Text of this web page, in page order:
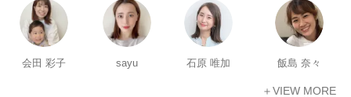
会田 彩子 sayu 石原 唯加 飯島 奈々
＋VIEW MORE